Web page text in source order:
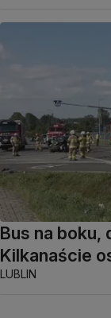
Bus na boku,
Kilkanaście
LUBLIN